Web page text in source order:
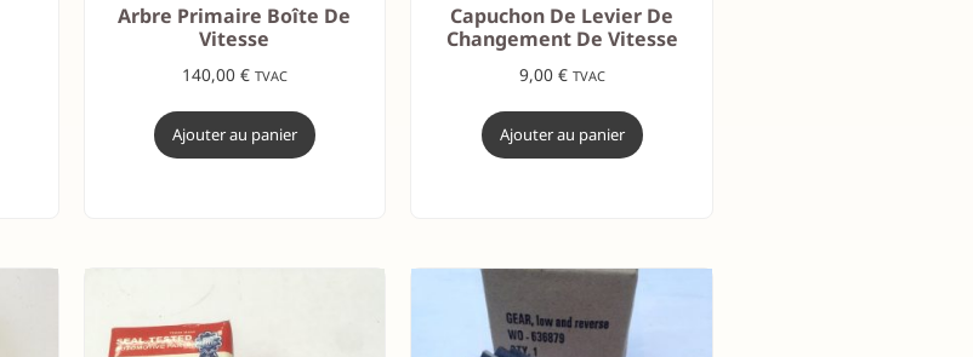
Arbre Primaire Boîte De
Vitesse
140,00 € TVAC
Ajouter au panier
Capuchon De Levier De
Changement De Vitesse
9,00 € TVAC
Ajouter au panier